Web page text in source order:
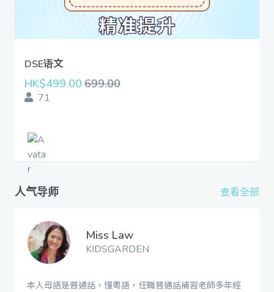
DSE语文
HK$499.00 699.00
71
人气导师 查看全部
Miss Law
KIDSGARDEN
本人母語是普通話，懂粵語，任職普通話補習老師多年經